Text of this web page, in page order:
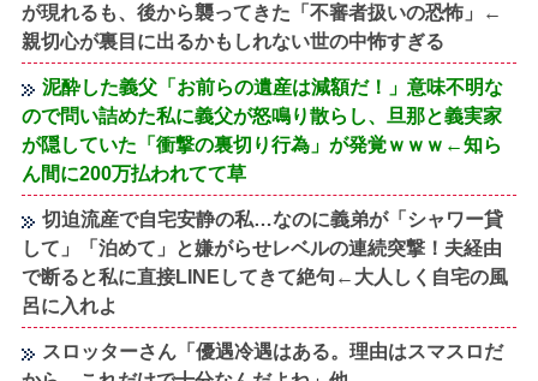
が現れるも、後から襲ってきた「不審者扱いの恐怖」←
親切心が裏目に出るかもしれない世の中怖すぎる
泥酔した義父「お前らの遺産は減額だ！」意味不明な
ので問い詰めた私に義父が怒鳴り散らし、旦那と義実家
が隠していた「衝撃の裏切り行為」が発覚ｗｗｗ←知ら
ん間に200万払われてて草
切迫流産で自宅安静の私…なのに義弟が「シャワー貸
して」「泊めて」と嫌がらせレベルの連続突撃！夫経由
で断ると私に直接LINEしてきて絶句←大人しく自宅の風
呂に入れよ
スロッターさん「優遇冷遇はある。理由はスマスロだ